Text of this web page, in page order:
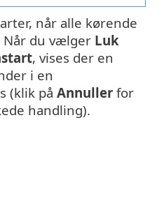
når alle kørende
du vælger Luk
, vises der en
i en
(klik på Annuller for
handling).